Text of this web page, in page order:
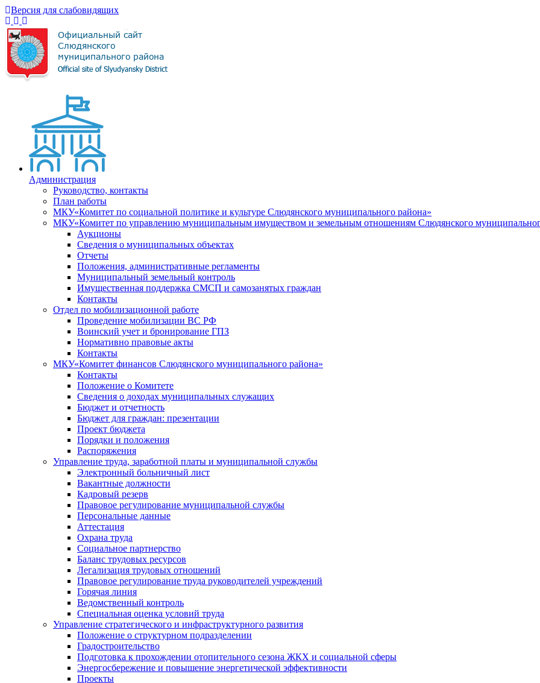
Версия для слабовидящих
Администрация
Руководство, контакты
План работы
МКУ«Комитет по социальной политике и культуре Слюдянского муниципального района»
МКУ«Комитет по управлению муниципальным имуществом и земельным отношениям Слюдянского
Аукционы
Сведения о муниципальных объектах
Отчеты
Положения, административные регламенты
Муниципальный земельный контроль
Имущественная поддержка СМСП и самозанятых граждан
Контакты
Отдел по мобилизационной работе
Проведение мобилизации ВС РФ
Воинский учет и бронирование ГПЗ
Нормативно правовые акты
Контакты
МКУ«Комитет финансов Слюдянского муниципального района»
Контакты
Положение о Комитете
Сведения о доходах муниципальных служащих
Бюджет и отчетность
Бюджет для граждан: презентации
Проект бюджета
Порядки и положения
Распоряжения
Управление труда, заработной платы и муниципальной службы
Электронный больничный лист
Вакантные должности
Кадровый резерв
Правовое регулирование муниципальной службы
Персональные данные
Аттестация
Охрана труда
Социальное партнерство
Баланс трудовых ресурсов
Легализация трудовых отношений
Правовое регулирование труда руководителей учреждений
Горячая линия
Ведомственный контроль
Специальная оценка условий труда
Управление стратегического и инфраструктурного развития
Положение о структурном подразделении
Градостроительство
Подготовка к прохождении отопительного сезона ЖКХ и социальной сферы
Энергосбережение и повышение энергетической эффективности
Проекты